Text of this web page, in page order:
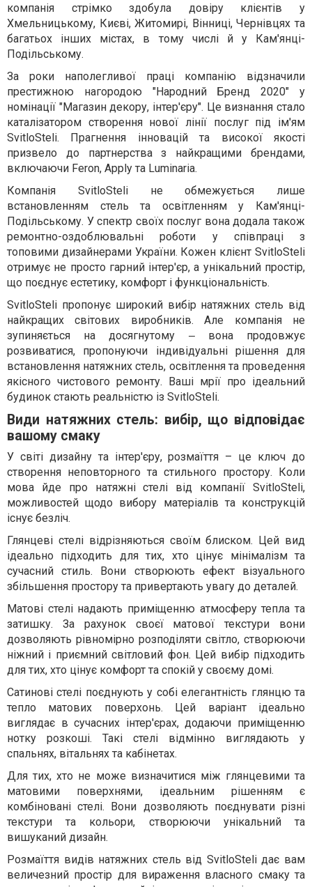
компанія стрімко здобула довіру клієнтів у
Хмельницькому, Києві, Житомирі, Вінниці, Чернівцях та
багатьох інших містах, в тому числі й у Кам'янці-
Подільському.
За роки наполегливої праці компанію відзначили
престижною нагородою "Народний Бренд 2020" у
номінації "Магазин декору, інтер'єру". Це визнання стало
каталізатором створення нової лінії послуг під ім'ям
SvitloSteli. Прагнення інновацій та високої якості
призвело до партнерства з найкращими брендами,
включаючи Feron, Apply та Luminaria.
Компанія SvitloSteli не обмежується лише
встановленням стель та освітленням у Кам'янці-
Подільському. У спектр своїх послуг вона додала також
ремонтно-оздоблювальні роботи у співпраці з
топовими дизайнерами України. Кожен клієнт SvitloSteli
отримує не просто гарний інтер'єр, а унікальний простір,
що поєднує естетику, комфорт і функціональність.
SvitloSteli пропонує широкий вибір натяжних стель від
найкращих світових виробників. Але компанія не
зупиняється на досягнутому ‒ вона продовжує
розвиватися, пропонуючи індивідуальні рішення для
встановлення натяжних стель, освітлення та проведення
якісного чистового ремонту. Ваші мрії про ідеальний
будинок стають реальністю із SvitloSteli.
Види натяжних стель: вибір, що відповідає
вашому смаку
У світі дизайну та інтер'єру, розмаїття – це ключ до
створення неповторного та стильного простору. Коли
мова йде про натяжні стелі від компанії SvitloSteli,
можливостей щодо вибору матеріалів та конструкцій
існує безліч.
Глянцеві стелі відрізняються своїм блиском. Цей вид
ідеально підходить для тих, хто цінує мінімалізм та
сучасний стиль. Вони створюють ефект візуального
збільшення простору та привертають увагу до деталей.
Матові стелі надають приміщенню атмосферу тепла та
затишку. За рахунок своєї матової текстури вони
дозволяють рівномірно розподіляти світло, створюючи
ніжний і приємний світловий фон. Цей вибір підходить
для тих, хто цінує комфорт та спокій у своєму домі.
Сатинові стелі поєднують у собі елегантність глянцю та
тепло матових поверхонь. Цей варіант ідеально
виглядає в сучасних інтер'єрах, додаючи приміщенню
нотку розкоші. Такі стелі відмінно виглядають у
спальнях, вітальнях та кабінетах.
Для тих, хто не може визначитися між глянцевими та
матовими поверхнями, ідеальним рішенням є
комбіновані стелі. Вони дозволяють поєднувати різні
текстури та кольори, створюючи унікальний та
вишуканий дизайн.
Розмаїття видів натяжних стель від SvitloSteli дає вам
величезний простір для вираження власного смаку та